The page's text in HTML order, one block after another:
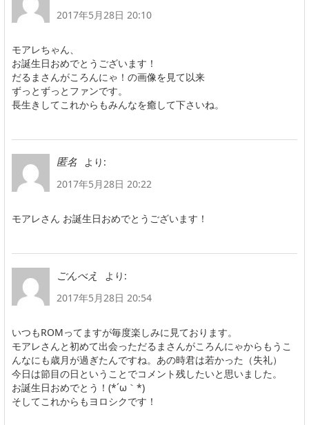
2017年5月28日 20:10
モアレちゃん、
お誕生日おめでとうございます！
だるまさんがころんにゃ！の画像を見て以来
ずっとずっとファンです。
長生きしてこれからもみんなを癒して下さいね。
匿名
より:
2017年5月28日 20:22
モアレさん お誕生日おめでとうございます！
ごんべえ
より:
2017年5月28日 20:54
いつもROMってますが毎度楽しみに見ております。
モアレさんと初めて出会っただるまさんがころんにゃからもうこ
んなにも歳月が過ぎたんですね。あの時君は若かった（失礼）
今日は節目の日ということでコメント残したいと思いました。
お誕生日おめでとう！(*´ω｀*)
そしてこれからもヨロシクです！